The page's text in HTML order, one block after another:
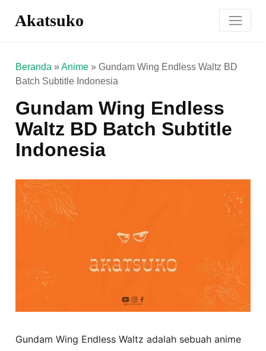
Akatsuko
Beranda »Anime »Gundam Wing Endless Waltz BD
Batch Subtitle Indonesia
Gundam Wing Endless
Waltz BD Batch Subtitle
Indonesia
Gundam Wing Endless Waltz adalah sebuah anime